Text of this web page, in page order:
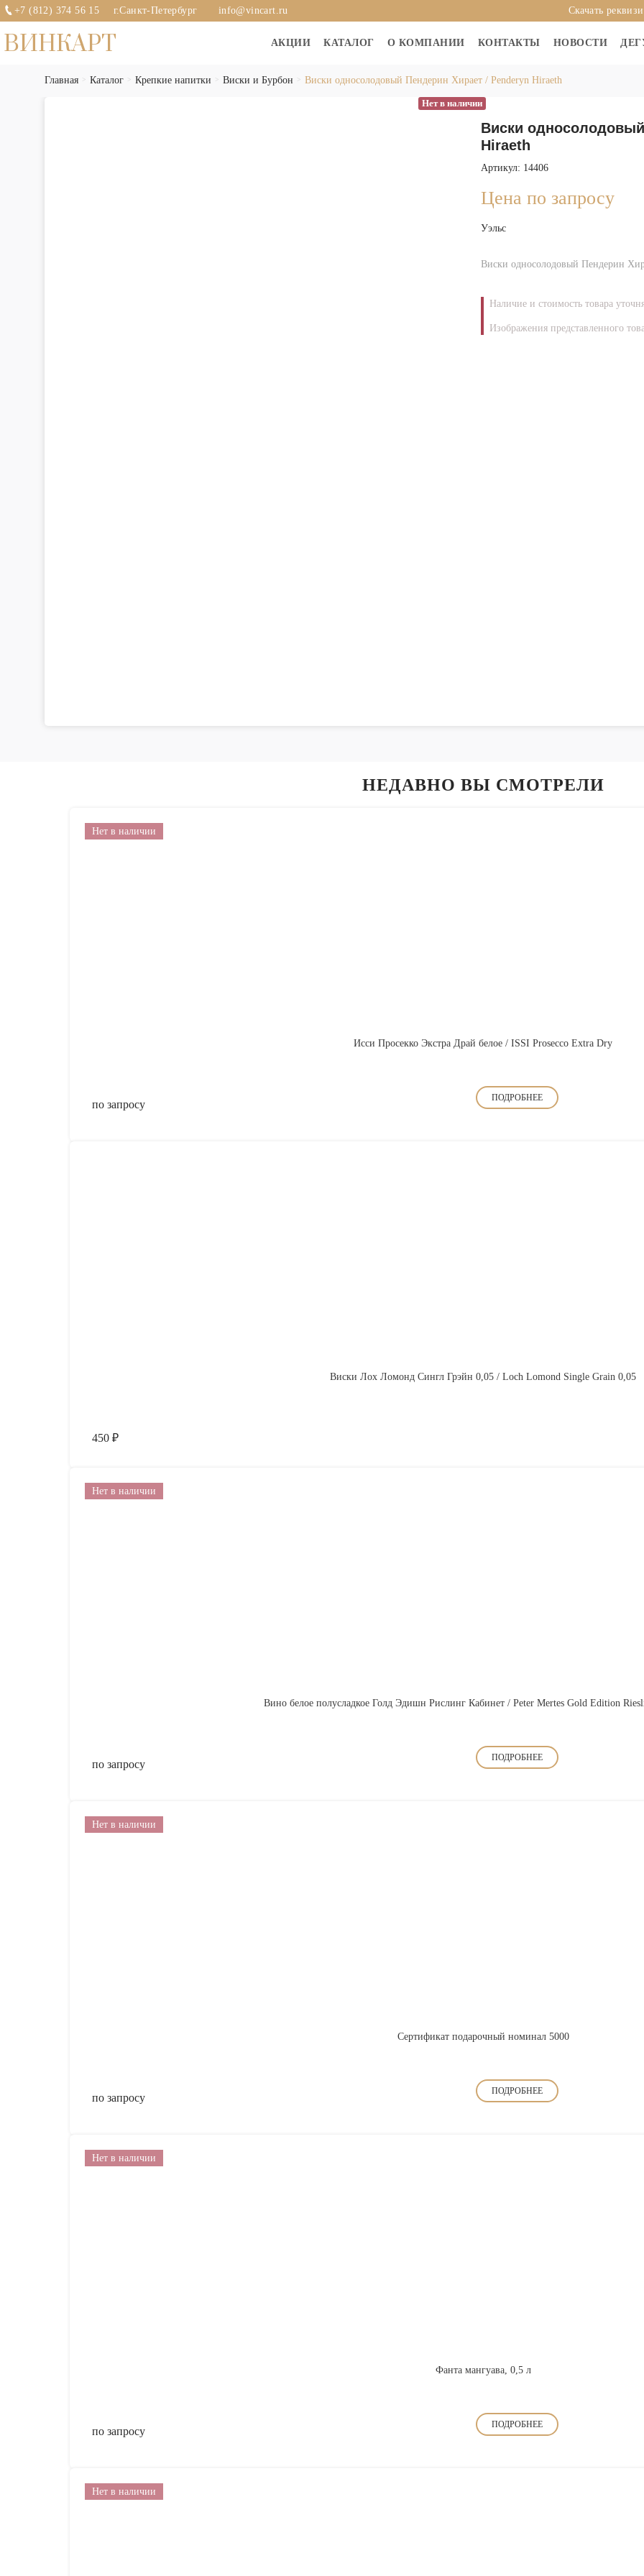
+7 (812) 374 56 15 г.Санкт-Петербург info@vincart.ru Скачать
ВИНКАРТ АКЦИИ КАТАЛОГ О КОМПАНИИ КОНТАКТЫ НОВОСТИ
Главная Каталог Крепкие напитки Виски и Бурбон Виски односолодовый Пендерин Хирает / Penderyn Hiraeth
Нет в наличии
Виски
Hiraeth
Артикул: 14406
Цена по запросу
Уэльс
Виски односолодовый Пендерин
Наличие и стоимость товара
Изображения представленного
НЕДАВНО ВЫ СМОТРЕЛИ
Нет в наличии
Исси Просекко Экстра Драй белое / ISSI Prosecco Extra Dry
по запросу
ПОДРОБНЕЕ
Виски Лох Ломонд Сингл Грэйн 0,05 / Loch Lomond Single Grain 0,05
450 ₽
Нет в наличии
Вино белое полусладкое Голд Эдишн Рислинг Кабинет / Peter Mertes Gold Edition
по запросу
ПОДРОБНЕЕ
Нет в наличии
Сертификат подарочный номинал 5000
по запросу
ПОДРОБНЕЕ
Нет в наличии
Фанта мангуава, 0,5 л
по запросу
ПОДРОБНЕЕ
Нет в наличии